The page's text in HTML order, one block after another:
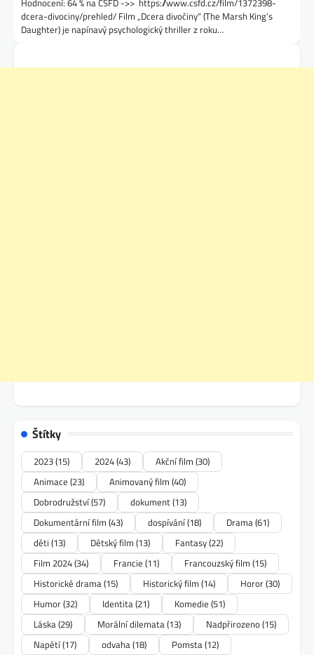
dcera-divociny/prehled/ Film „Dcera divočiny“ (The Marsh King’s
Daughter) je napínavý psychologický thriller z roku…
Štítky
2023(15) 2024(43) Akční film (30)
Animace (23) Animovaný film (40)
Dobrodružství(57) dokument(13)
Dokumentární film (43) dospívání(18) Drama(61)
děti (13) Dětský film (13) Fantasy(22)
Film 2024(34) Francie (11) Francouzský film (15)
Historické drama(15) Historický film (14) Horor(30)
Humor(32) Identita(21) Komedie (51)
Láska(29) Morální dilemata(13) Nadpřirozeno(15)
Napětí(17) odvaha(18) Pomsta(12)